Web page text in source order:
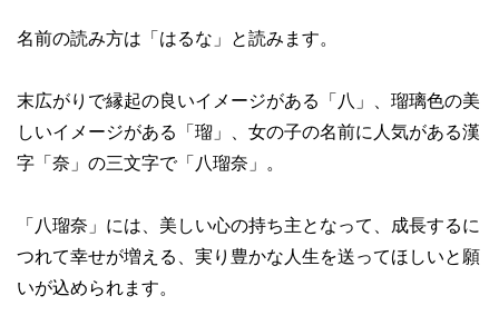
名前の読み方は「はるな」と読みます。
末広がりで縁起の良いイメージがある「八」、瑠璃色の美
しいイメージがある「瑠」、女の子の名前に人気がある漢
字「奈」の三文字で「八瑠奈」。
「八瑠奈」には、美しい心の持ち主となって、成長するに
つれて幸せが増える、実り豊かな人生を送ってほしいと願
いが込められます。